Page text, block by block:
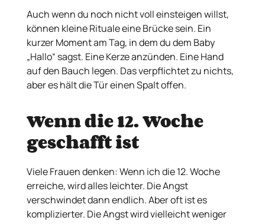
Auch wenn du noch nicht voll einsteigen willst,
können kleine Rituale eine Brücke sein. Ein
kurzer Moment am Tag, in dem du dem Baby
„Hallo“ sagst. Eine Kerze anzünden. Eine Hand
auf den Bauch legen. Das verpflichtet zu nichts,
aber es hält die Tür einen Spalt offen.
Wenn die 12. Woche
geschafft ist
Viele Frauen denken: Wenn ich die 12. Woche
erreiche, wird alles leichter. Die Angst
verschwindet dann endlich. Aber oft ist es
komplizierter. Die Angst wird vielleicht weniger